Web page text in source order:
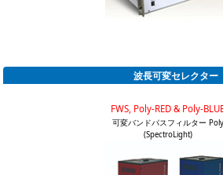
波長可変セレクター
FWS, Poly-RED & Poly-
可変バンドパスフィルター Poly
(SpectroLight)